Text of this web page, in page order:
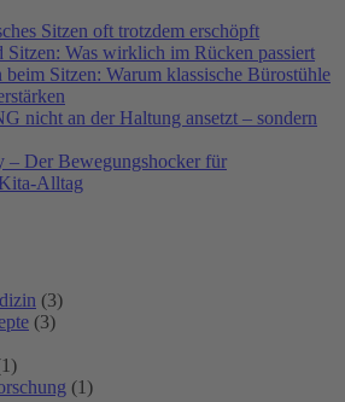
Sitzen oft trotzdem erschöpft
Sitzen: Was wirklich im Rücken passiert
beim Sitzen: Warum klassische Bürostühle
nicht an der Haltung ansetzt – sondern
Der Bewegungshocker für
Alltag
(3)
(3)
(1)